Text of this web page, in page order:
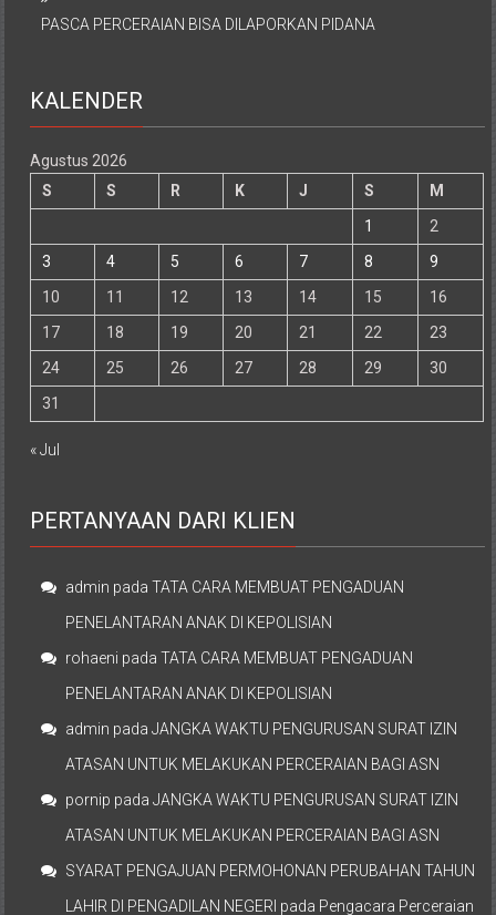
PASCA PERCERAIAN BISA DILAPORKAN PIDANA
KALENDER
Agustus 2026
S
S R K J S
M
1
2
3
4 5 6 7 8
9
10
11 12 13 14 15
16
17
18 19 20 21 22
23
24
25 26 27 28 29
30
31
« Jul
PERTANYAAN DARI KLIEN
admin padaTATA CARA MEMBUAT PENGADUAN
PENELANTARAN ANAK DI KEPOLISIAN
rohaeni padaTATA CARA MEMBUAT PENGADUAN
PENELANTARAN ANAK DI KEPOLISIAN
admin padaJANGKA WAKTU PENGURUSAN SURAT IZIN
ATASAN UNTUK MELAKUKAN PERCERAIAN BAGI ASN
pornip padaJANGKA WAKTU PENGURUSAN SURAT IZIN
ATASAN UNTUK MELAKUKAN PERCERAIAN BAGI ASN
SYARAT PENGAJUAN PERMOHONAN PERUBAHAN TAHUN
LAHIR DI PENGADILAN NEGERI pada Pengacara Perceraian